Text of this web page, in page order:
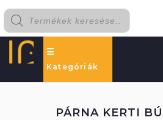
Kategóriák
PÁRNA KERTI